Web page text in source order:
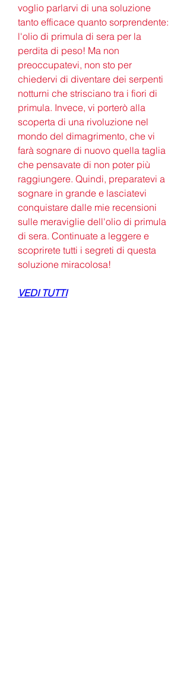
voglio parlarvi di una soluzione
tanto efficace quanto sorprendente:
l'olio di primula di sera per la
perdita di peso! Ma non
preoccupatevi, non sto per
chiedervi di diventare dei serpenti
notturni che strisciano tra i fiori di
primula. Invece, vi porterò alla
scoperta di una rivoluzione nel
mondo del dimagrimento, che vi
farà sognare di nuovo quella taglia
che pensavate di non poter più
raggiungere. Quindi, preparatevi a
sognare in grande e lasciatevi
conquistare dalle mie recensioni
sulle meraviglie dell'olio di primula
di sera. Continuate a leggere e
scoprirete tutti i segreti di questa
soluzione miracolosa!
VEDI TUTTI